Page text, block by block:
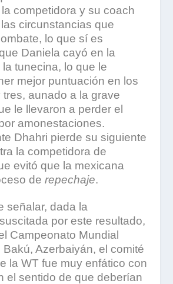
competidora y su coach
circunstancias que
lo que sí es
Daniela cayó en la
tunecina, lo que le
mejor puntuación en los
aunado a la grave
le llevaron a perder el
amonestaciones.
Dhahri pierde su siguiente
la competidora de
evitó que la mexicana
derepechaje.
señalar, dada la
por este resultado,
Campeonato Mundial
Azerbaiyán, el comité
la WT fue muy enfático con
el sentido de que deberían